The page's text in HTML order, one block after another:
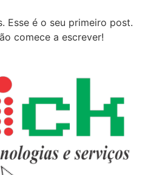
Esse é o seu primeiro post.
comece a escrever!